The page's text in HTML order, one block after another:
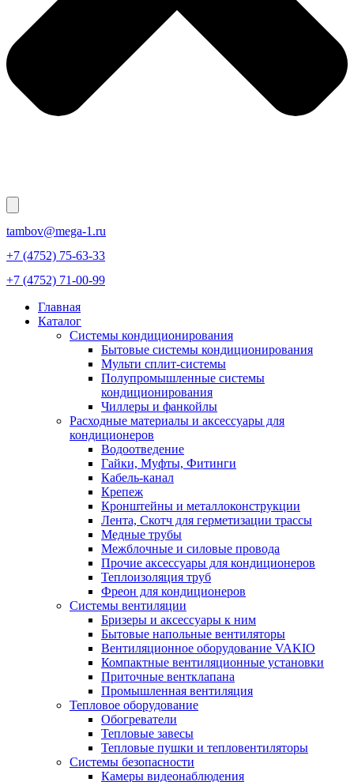
tambov@mega-1.ru
+7 (4752) 75-63-33
+7 (4752) 71-00-99
Главная
Каталог
Системы кондиционирования
Бытовые системы кондиционирования
Мульти сплит-системы
Полупромышленные системы
кондиционирования
Чиллеры и фанкойлы
Расходные материалы и аксессуары для
кондиционеров
Водоотведение
Гайки, Муфты, Фитинги
Кабель-канал
Крепеж
Кронштейны и металлоконструкции
Лента, Скотч для герметизации трассы
Медные трубы
Межблочные и силовые провода
Прочие аксессуары для кондиционеров
Теплоизоляция труб
Фреон для кондиционеров
Системы вентиляции
Бризеры и аксессуары к ним
Бытовые напольные вентиляторы
Вентиляционное оборудование VAKIO
Компактные вентиляционные установки
Приточные вентклапана
Промышленная вентиляция
Тепловое оборудование
Обогреватели
Тепловые завесы
Тепловые пушки и тепловентиляторы
Системы безопасности
Камеры видеонаблюдения